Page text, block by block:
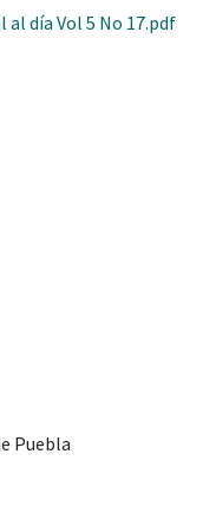
día Vol 5 No 17.pdf
Puebla